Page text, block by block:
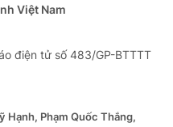
Việt Nam
điện tử số 483/GP-BTTTT
Hạnh, Phạm Quốc Thắng,